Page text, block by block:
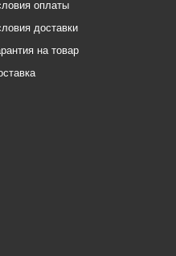
оплаты
доставки
на товар